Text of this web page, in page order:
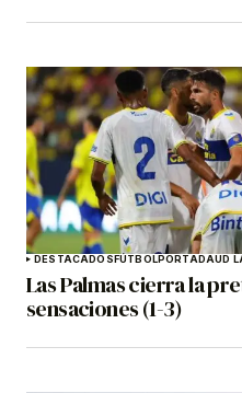
DESTACADOSFÚTBOLPORTADAUD
Las Palmas cierra la
sensaciones (1-3)